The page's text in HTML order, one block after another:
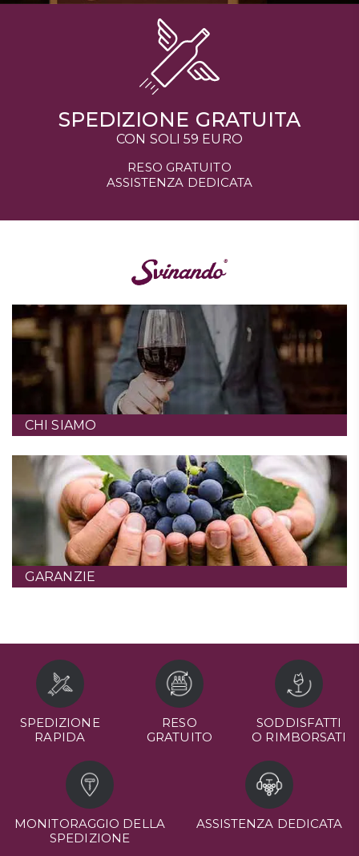
SPEDIZIONE GRATUITA
CON SOLI 59 EURO
RESO GRATUITO
ASSISTENZA DEDICATA
CHI SIAMO
GARANZIE
SPEDIZIONE
RAPIDA
RESO
GRATUITO
SODDISFATTI
O RIMBORSATI
MONITORAGGIO DELLA
SPEDIZIONE
ASSISTENZA DEDICATA